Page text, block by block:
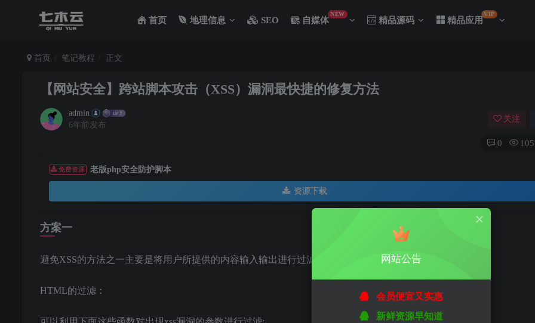
首页 地理信息 SEO 自媒体
NEW
精品源码 精品应用
VIP
首页 笔记教程 正文
【网站安全】跨站脚本攻击（XSS）漏洞最快捷的修复方法
admin
6年前发布
关注
0 105
免费资源 老版php安全防护脚本
资源下载
方案一
避免XSS的方法之一主要是将用户所提供的内容输入输出进行过滤，许多语言都有提供对
HTML的过滤：
网站公告
会员便宜又实惠
新鲜资源早知道